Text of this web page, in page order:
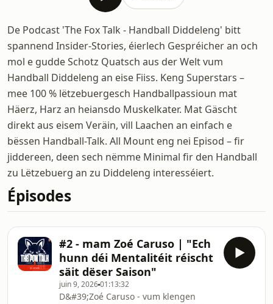
De Podcast 'The Fox Talk - Handball Diddeleng' bitt
spannend Insider-Stories, éierlech Gespréicher an och
mol e gudde Schotz Quatsch aus der Welt vum
Handball Diddeleng an eise Fiiss. Keng Superstars –
mee 100 % lëtzebuergesch Handballpassioun mat
Häerz, Harz an heiansdo Muskelkater. Mat Gäscht
direkt aus eisem Veräin, vill Laachen an einfach e
bëssen Handball-Talk. All Mount eng nei Episod – fir
jiddereen, deen sech nëmme Minimal fir den Handball
zu Lëtzebuerg an zu Diddeleng interesséiert.
Épisodes
#2 - mam Zoé Caruso | "Ech
hunn déi Mentalitéit réischt
säit dëser Saison"
juin 9, 202601:13:32
D&#39;Zoé Caruso - vum klengen